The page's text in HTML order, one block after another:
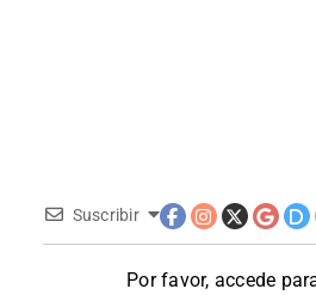
Suscribir
Por favor, accede